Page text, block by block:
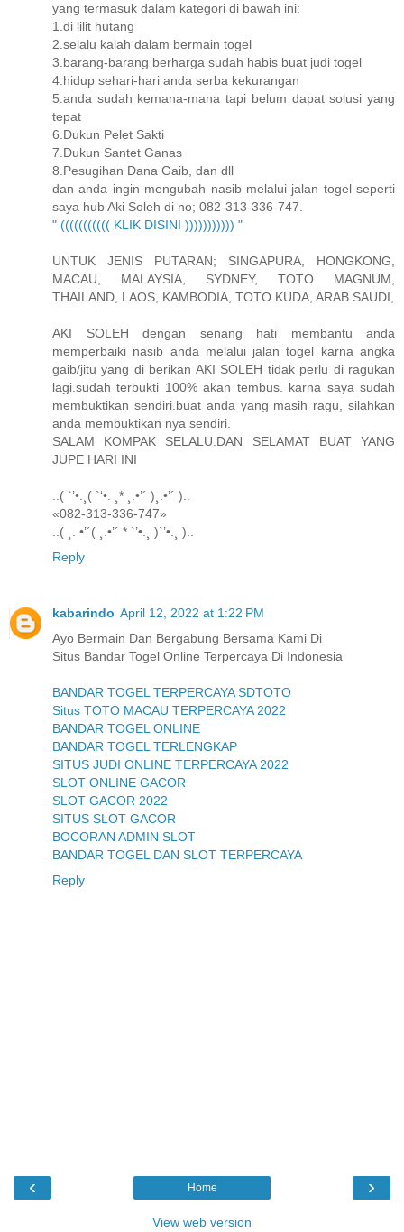
yang termasuk dalam kategori di bawah ini:
1.di lilit hutang
2.selalu kalah dalam bermain togel
3.barang-barang berharga sudah habis buat judi togel
4.hidup sehari-hari anda serba kekurangan
5.anda sudah kemana-mana tapi belum dapat solusi yang
tepat
6.Dukun Pelet Sakti
7.Dukun Santet Ganas
8.Pesugihan Dana Gaib, dan dll
dan anda ingin mengubah nasib melalui jalan togel seperti
saya hub Aki Soleh di no; 082-313-336-747.
" ((((((((((( KLIK DISINI ))))))))))) "
UNTUK JENIS PUTARAN; SINGAPURA, HONGKONG,
MACAU, MALAYSIA, SYDNEY, TOTO MAGNUM,
THAILAND, LAOS, KAMBODIA, TOTO KUDA, ARAB SAUDI,
AKI SOLEH dengan senang hati membantu anda
memperbaiki nasib anda melalui jalan togel karna angka
gaib/jitu yang di berikan AKI SOLEH tidak perlu di ragukan
lagi.sudah terbukti 100% akan tembus. karna saya sudah
membuktikan sendiri.buat anda yang masih ragu, silahkan
anda membuktikan nya sendiri.
SALAM KOMPAK SELALU.DAN SELAMAT BUAT YANG
JUPE HARI INI
..( `’•.¸( `‘•. ¸* ¸.•’´ )¸.•’´ )..
«082-313-336-747»
..( ¸. •’´( ¸.•’´ * `’•.¸ )`’•.¸ )..
Reply
kabarindo April 12, 2022 at 1:22 PM
Ayo Bermain Dan Bergabung Bersama Kami Di
Situs Bandar Togel Online Terpercaya Di Indonesia
BANDAR TOGEL TERPERCAYA SDTOTO
Situs TOTO MACAU TERPERCAYA 2022
BANDAR TOGEL ONLINE
BANDAR TOGEL TERLENGKAP
SITUS JUDI ONLINE TERPERCAYA 2022
SLOT ONLINE GACOR
SLOT GACOR 2022
SITUS SLOT GACOR
BOCORAN ADMIN SLOT
BANDAR TOGEL DAN SLOT TERPERCAYA
Reply
‹ ›
Home
View web version